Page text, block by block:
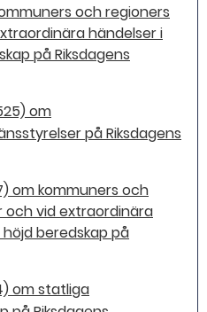
och regioners
händelser i
på Riksdagens
om
på Riksdagens
om kommuners och
vid extraordinära
beredskap på
om statliga